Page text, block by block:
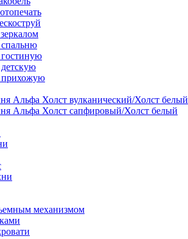
Альфа Холст вулканический/Холст белый
Альфа Холст сапфировый/Холст белый
механизмом